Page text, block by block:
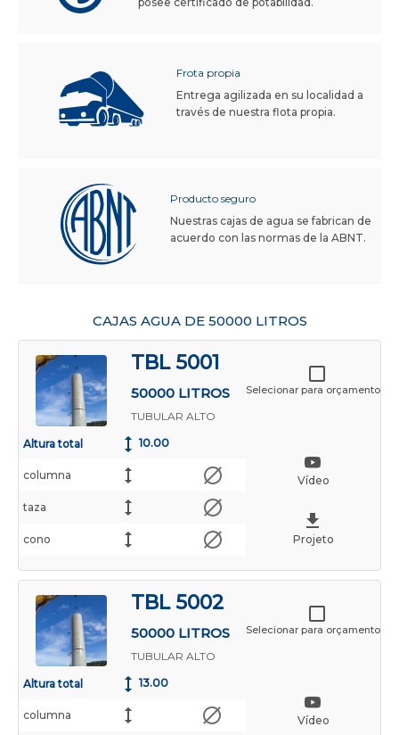
Frota propia
Entrega agilizada en su localidad a
través de nuestra flota propia.
Producto seguro
Nuestras cajas de agua se fabrican de
acuerdo con las normas de la ABNT.
CAJAS AGUA DE 50000 LITROS
TBL 5001
50000 LITROS
TUBULAR ALTO
Vídeo
Projeto
Altura total 10.00
columna
taza
cono
Selecionar para orçamento
TBL 5002
50000 LITROS
TUBULAR ALTO
Vídeo
Altura total 13.00
columna
Selecionar para orçamento